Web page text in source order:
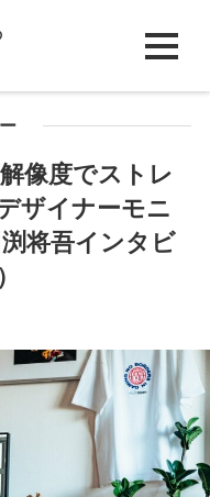
像度でストレ
ザイナーモニ
将吾インタビ